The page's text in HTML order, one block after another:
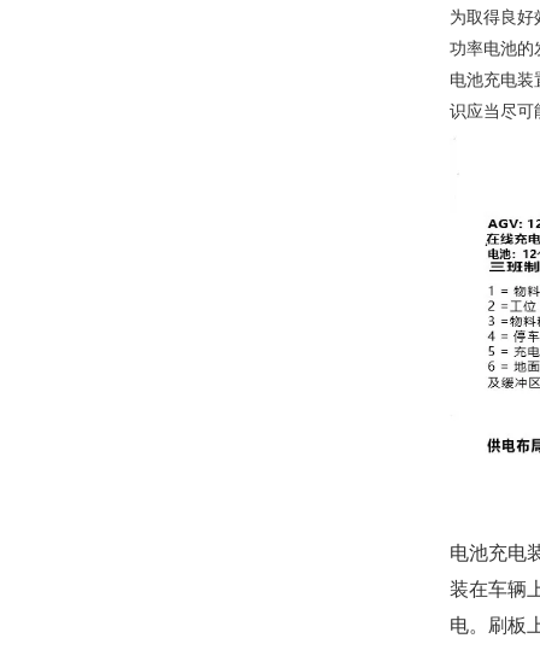
为取得良好
功率电池的
电池充电装
识应当尽可
电池充电
装在车辆
电。刷板